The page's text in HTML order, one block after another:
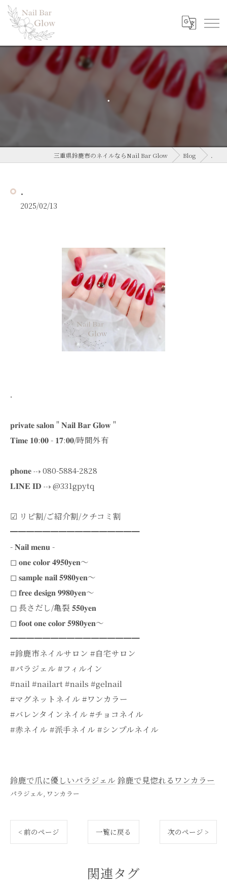
．
三重県鈴鹿市のネイルならNail Bar Glow Blog ．
．
2025/02/13
．
‪𝐩𝐫𝐢𝐯𝐚𝐭𝐞 𝐬𝐚𝐥𝐨𝐧 " 𝐍𝐚𝐢𝐥 𝐁𝐚𝐫 𝐆𝐥𝐨𝐰 "
𝐓𝐢𝐦𝐞 𝟏𝟎:𝟎𝟎 - 𝟏𝟕:𝟎𝟎/時間外有
𝐩𝐡𝐨𝐧𝐞 ⇢ 080-5884-2828
𝐋𝐈𝐍𝐄 𝐈𝐃 ⇢ @331gpytq
︎︎︎︎☑︎ リピ割/ご紹介割/クチコミ割
━━━━━━━━━━━━━━━━
- 𝐍𝐚𝐢𝐥 𝐦𝐞𝐧𝐮 -
◻︎ 𝐨𝐧𝐞 𝐜𝐨𝐥𝐨𝐫 𝟒𝟗𝟓𝟎𝐲𝐞𝐧～
◻︎ 𝐬𝐚𝐦𝐩𝐥𝐞 𝐧𝐚𝐢𝐥 𝟓𝟗𝟖𝟎𝐲𝐞𝐧～
◻︎ 𝐟𝐫𝐞𝐞 𝐝𝐞𝐬𝐢𝐠𝐧 𝟗𝟗𝟖𝟎𝐲𝐞𝐧～
◻︎ 長さだし/亀裂 𝟓𝟓𝟎𝐲𝐞𝐧
◻︎ 𝐟𝐨𝐨𝐭 𝐨𝐧𝐞 𝐜𝐨𝐥𝐨𝐫 𝟓𝟗𝟖𝟎𝐲𝐞𝐧～
━━━━━━━━━━━━━━━━
#鈴鹿市ネイルサロン #自宅サロン
#パラジェル #フィルイン
#nail #nailart #nails #gelnail
#マグネットネイル #ワンカラー
#バレンタインネイル #チョコネイル
#赤ネイル #派手ネイル #シンプルネイル
鈴鹿で爪に優しいパラジェル 鈴鹿で見惚れるワンカラー
パラジェル ワンカラー
< 前のページ 一覧に戻る 次のページ >
関連タグ